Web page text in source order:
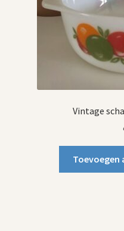
Vintage
Toevoegen